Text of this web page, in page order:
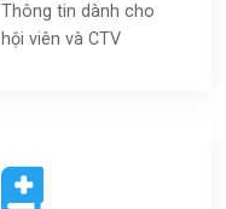
Thông tin dành cho
hội viên và CTV